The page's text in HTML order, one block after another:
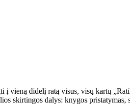
vieną didelį ratą visus, visų kartų
skirtingos dalys: knygos pristatymas,